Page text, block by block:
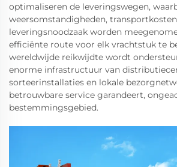
optimaliseren de leveringswegen,
weersomstandigheden,
leveringsnoodzaak worden
efficiënte route voor elk vrachtstuk te
wereldwijde reikwijdte wordt
enorme infrastructuur van
sorteerinstallaties en lokale
betrouwbare service garandeert,
bestemmingsgebied.